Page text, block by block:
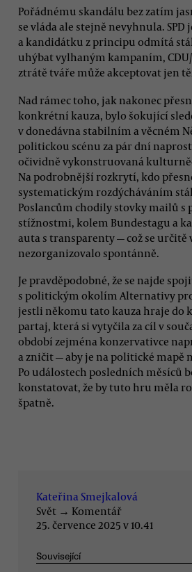
Pořádnému skandálu bez zatím
se vláda ale stejně nevyhnula. SPD
a kandidátku z principu odmítá
uhýbat vylhaným kampaním,
ztrátě tváře může akceptovat jen
Nad rámec toho, jak nakonec
konkrétní kauza, bylo šokující
v donedávna stabilním a věcném
politickou scénu za pár dní
očividně vykonstruovaná
Na podrobnější rozkrytí, kdo
systematickým rozdýcháváním
Poslancům chodily stovky mailů
stížnostmi, kolem Bundestagu a
auta s transparenty — což se určitě
nezorganizovalo spontánně.
Je pravděpodobné, že se najde
s politickým okolím Alternativy
jestli někomu tato kauza hraje do
partaj, která si vytyčila za cíl v
období zejména konzervativce
a zničit — aby je na politické mapě
Po událostech posledních měsíců
konstatovat, že by tuto hru měla
špatně.
Kateřina Smejkalová
Svět → Komentář
25. července 2025 v 10.41
Související